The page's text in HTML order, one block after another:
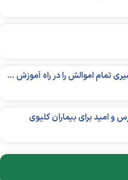
۱۴۰ میلیارد تومان وقف؛ نیکوکار عجب‌شیری تمام اموالش را در راه آموزش بخشید
و امید برای بیماران کلیوی